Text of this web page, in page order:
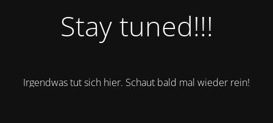
Stay tuned!!!
Irgendwas tut sich hier. Schaut bald mal wieder rein!